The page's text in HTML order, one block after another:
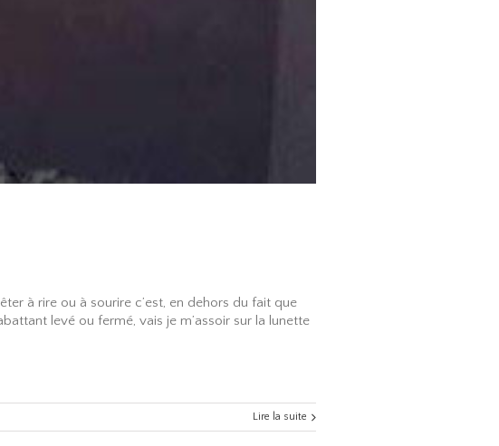
à rire ou à sourire c’est, en dehors du fait que
levé ou fermé, vais je m’assoir sur la lunette
Lire la suite